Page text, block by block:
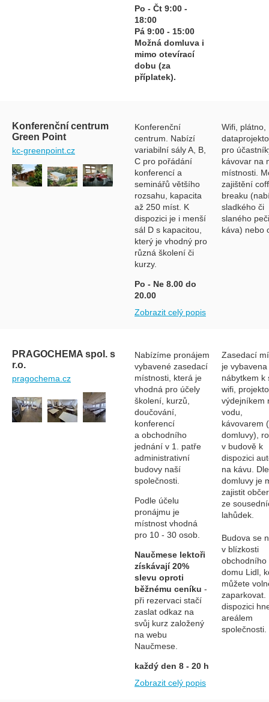
Po - Čt 9:00 -
18:00
Pá 9:00 - 15:00
Možná domluva i
mimo otevírací
dobu (za
příplatek).
Konferenční centrum
Green Point
kc-greenpoint.cz
Konferenční
centrum. Nabízí
variabilní sály A, B,
C pro pořádání
konferencí a
seminářů většího
rozsahu, kapacita
až 250 míst. K
dispozici je i menší
sál D s kapacitou,
který je vhodný pro
různá školení či
kurzy.
Po - Ne 8.00 do
20.00
Zobrazit celý popis
Wifi, plátno,
pro
kávovar na
místnosti.
zajištění
breaku
sladkého či
slaného
káva) nebo
PRAGOCHEMA spol. s
r.o.
pragochema.cz
Nabízíme pronájem
vybavené zasedací
místnosti, která je
vhodná pro účely
školení, kurzů,
doučování,
konferencí
a obchodního
jednání v 1. patře
administrativní
budovy naší
společnosti.
Podle účelu
pronájmu je
místnost vhodná
pro 10 - 30 osob.
Naučmese lektoři
získávají 20%
slevu oproti
běžnému ceníku -
při rezervaci stačí
zaslat odkaz na
svůj kurz založený
na webu
Naučmese.
každý den 8 - 20 h
Zobrazit celý popis
Zasedací
je vybavena
nábytkem k
wifi,
výdejníkem
vodu,
kávovarem
domluvy),
v budově k
dispozici
na kávu. Dle
domluvy je
zajistit
ze
lahůdek.
Budova se
v blízkosti
obchodního
domu Lidl,
můžete
zaparkovat.
dispozici
areálem
společnosti.